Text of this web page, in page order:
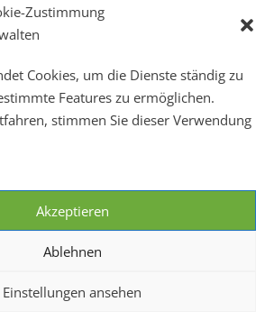
Zustimmung
Cookies, um die Dienste ständig zu
Features zu ermöglichen.
stimmen Sie dieser Verwendung
Akzeptieren
Ablehnen
Einstellungen ansehen
Uhr
Uhr
Uhr